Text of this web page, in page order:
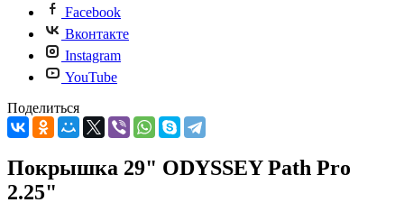
Facebook
Вконтакте
Instagram
YouTube
Поделиться
Покрышка 29" ODYSSEY Path Pro
2.25"